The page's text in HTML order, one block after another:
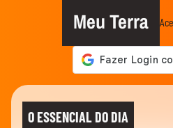
Meu Terra
O ESSENCIAL DO DIA